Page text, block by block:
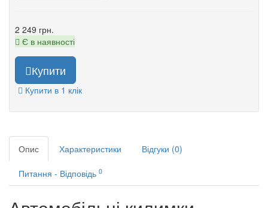
2 249 грн.
Є в наявності
Купити
Купити в 1 клік
Опис Характеристики Відгуки (0)
Питання - Відповідь 0